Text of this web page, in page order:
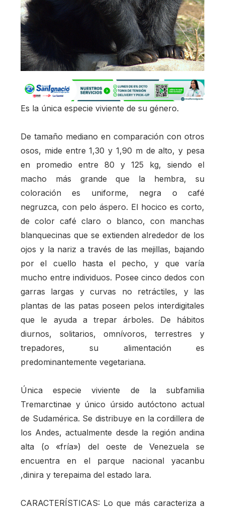
Es la única especie viviente de su género.
De tamaño mediano en comparación con otros
osos, mide entre 1,30 y 1,90 m de alto, y pesa
en promedio entre 80 y 125 kg, siendo el
macho más grande que la hembra, su
coloración es uniforme, negra o café
negruzca, con pelo áspero. El hocico es corto,
de color café claro o blanco, con manchas
blanquecinas que se extienden alrededor de los
ojos y la nariz a través de las mejillas, bajando
por el cuello hasta el pecho, y que varía
mucho entre individuos. Posee cinco dedos con
garras largas y curvas no retráctiles, y las
plantas de las patas poseen pelos interdigitales
que le ayuda a trepar árboles. De hábitos
diurnos, solitarios, omnívoros, terrestres y
trepadores, su alimentación es
predominantemente vegetariana.
Única especie viviente de la subfamilia
Tremarctinae y único úrsido autóctono actual
de Sudamérica. Se distribuye en la cordillera de
los Andes, actualmente desde la región andina
alta (o «fría») del oeste de Venezuela se
encuentra en el parque nacional yacanbu
,dinira y terepaima del estado lara.
CARACTERÍSTICAS: Lo que más caracteriza a